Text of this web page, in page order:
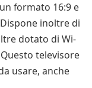
formato 16:9 e
inoltre di
dotato di Wi-
televisore
usare, anche